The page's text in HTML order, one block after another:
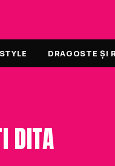
DRAGOSTE ȘI
DITA